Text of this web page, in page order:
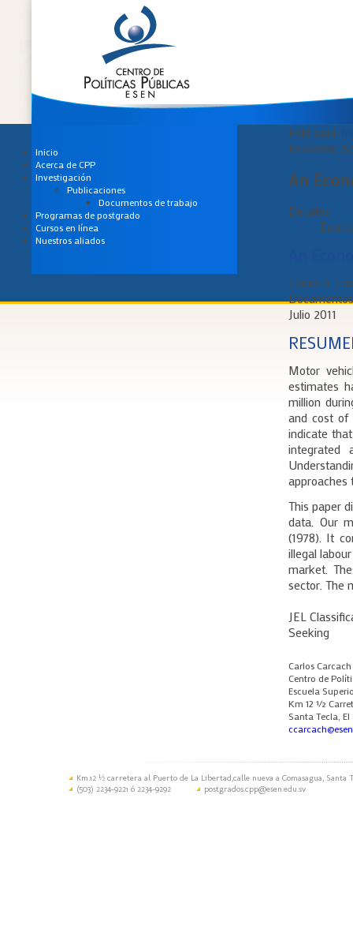
Inicio
Acerca de CPP
Investigación
Publicaciones
Documentos de trabajo
Programas de postgrado
Cursos en línea
Nuestros aliados
Está aquí:
Economic
An
Detalles
Carlos A.
Julio 2011
Motor
estimates
million
and cost of
indicate
integrated
approaches
This paper
data. Our
(1978). It
illegal
market.
sector. The
JEL
Seeking
Carlos Carcach
Centro de
Escuela
Km 12 ½
Santa Tecla,
Km.12 ½ carretera al Puerto de La Libertad,calle nueva a Comasagua, Santa
(503) 2234-9221 ó 2234-9292
postgrados.cpp@esen.edu.sv